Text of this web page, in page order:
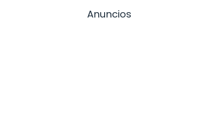
Anuncios